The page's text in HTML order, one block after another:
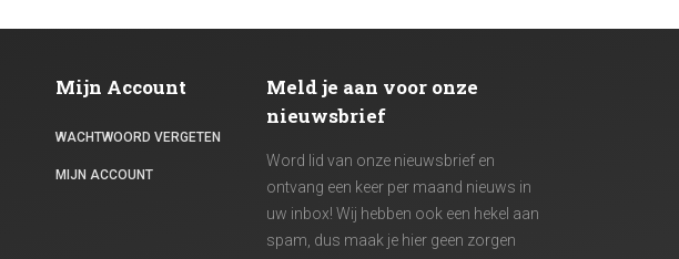
Mijn Account
WACHTWOORD VERGETEN
MIJN ACCOUNT
Meld je aan voor onze
nieuwsbrief
Word lid van onze nieuwsbrief en
ontvang een keer per maand nieuws in
uw inbox! Wij hebben ook een hekel aan
spam, dus maak je hier geen zorgen